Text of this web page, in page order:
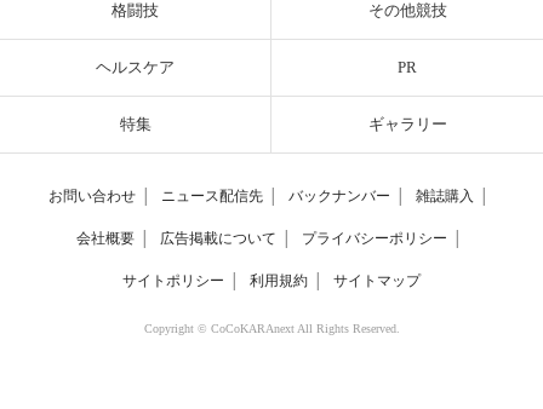
格闘技 その他競技
ヘルスケア PR
特集 ギャラリー
お問い合わせ ニュース配信先 バックナンバー 雑誌購入
会社概要 広告掲載について プライバシーポリシー
サイトポリシー 利用規約 サイトマップ
Copyright © CoCoKARAnext All Rights Reserved.